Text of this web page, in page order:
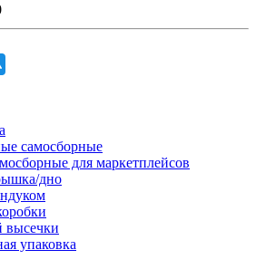
самосборные
для маркетплейсов
дно
высечки
упаковка